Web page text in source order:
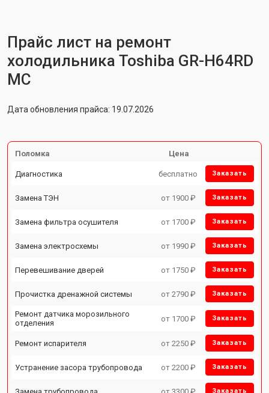
Прайс лист на ремонт
холодильника Toshiba GR-H64RD
MC
Дата обновления прайса: 19.07.2026
Поломка Цена
Диагностика бесплатно Заказать
Замена ТЭН от 1900 ₽ Заказать
Замена фильтра осушителя от 1700 ₽ Заказать
Замена электросхемы от 1990 ₽ Заказать
Перевешивание дверей от 1750 ₽ Заказать
Прочистка дренажной системы от 2790 ₽ Заказать
Ремонт датчика морозильного
отделения
от 1700 ₽ Заказать
Ремонт испарителя от 2250 ₽ Заказать
Устранение засора трубопровода от 2200 ₽ Заказать
Замена трубопровода от 3300 ₽ Заказать